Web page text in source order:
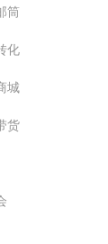
筒
化
城
货